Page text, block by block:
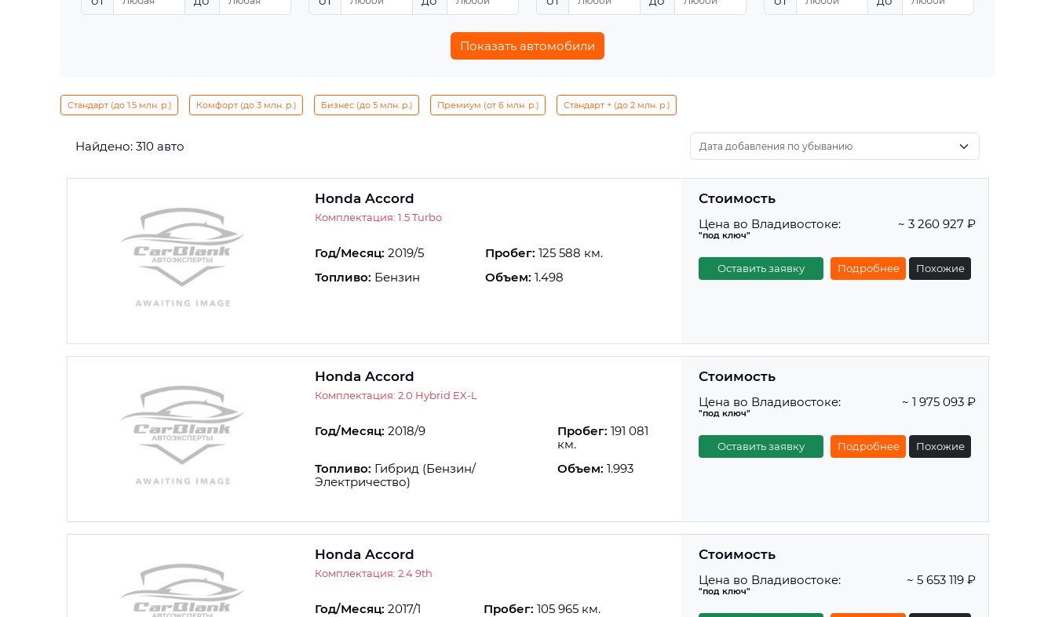
Показать автомобили
Стандарт (до 1.5 млн. р.) Комфорт (до 3 млн. р.) Бизнес (до 5 млн. р.) Премиум (от 6 млн. р.) Стандарт + (до 2 млн. р.)
Найдено: 310 авто
Honda Accord
Комплектация: 1.5 Turbo
Год/Месяц: 2019/5 Пробег: 125 588 км.
Топливо: Бензин Объем: 1.498
Стоимость
Цена во Владивостоке:
"под ключ"
~ 3 260 927 ₽
Оставить заявку Подробнее Похожие
Honda Accord
Комплектация: 2.0 Hybrid EX-L
Год/Месяц: 2018/9 Пробег: 191 081
км.
Топливо: Гибрид (Бензин/
Электричество)
Объем: 1.993
Стоимость
Цена во Владивостоке:
"под ключ"
~ 1 975 093 ₽
Оставить заявку Подробнее Похожие
Honda Accord
Комплектация: 2.4 9th
Год/Месяц: 2017/1 Пробег: 105 965 км.
Стоимость
Цена во Владивостоке:
"под ключ"
~ 5 653 119 ₽